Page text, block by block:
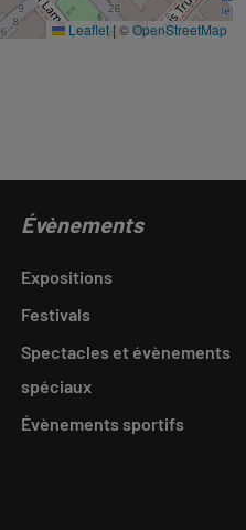
Leaflet | ©OpenStreetMap
Évènements
Expositions
Festivals
Spectacles et évènements
spéciaux
Évènements sportifs